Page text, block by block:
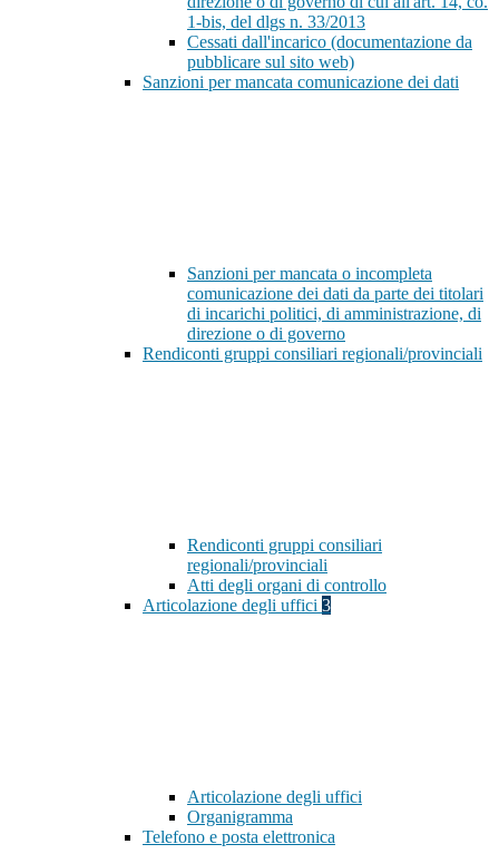
1-bis, del dlgs n. 33/2013
Cessati dall'incarico (documentazione da
pubblicare sul sito web)
Sanzioni per mancata comunicazione dei dati
Sanzioni per mancata o incompleta
comunicazione dei dati da parte dei titolari
di incarichi politici, di amministrazione, di
direzione o di governo
Rendiconti gruppi consiliari regionali/provinciali
Rendiconti gruppi consiliari
regionali/provinciali
Atti degli organi di controllo
Articolazione degli uffici 3
Articolazione degli uffici
Organigramma
Telefono e posta elettronica